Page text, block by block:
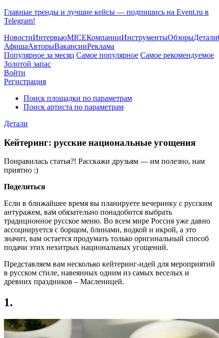
Главные тренды и лучшие кейсы — подпишись на Event.ru в
Telegram!
НовостиИнтервьюMICEКомпанииИнструментыОбзорыДетали
АфишаАвторыВакансииРеклама
Популярное за месяц Самое популярное Самое рекомендуемое
Золотой запас
Войти
Регистрация
Поиск площадки по параметрам
Поиск артиста по параметрам
Детали
Кейтеринг: русские национальные угощения
Понравилась статья?! Расскажи друзьям — им полезно, нам
приятно :)
Поделиться
Если в ближайшее время вы планируете вечеринку с русским
антуражем, вам обязательно понадобится выбрать
традиционное русское меню. Во всем мире Россия уже давно
ассоциируется с борщом, блинами, водкой и икрой, а это
значит, вам остается продумать только оригинальный способ
подачи этих нехитрых национальных угощений.
Представляем вам несколько кейтеринг-идей для мероприятий
в русском стиле, навеянных одним из самых веселых и
древних праздников – Масленицей.
1.